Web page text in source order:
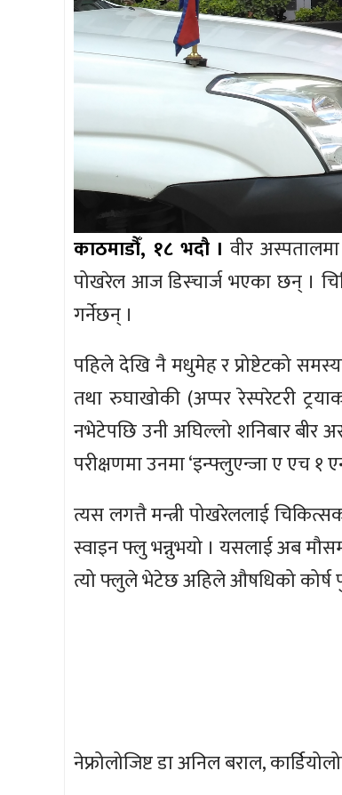
काठमाडौँ, १८ भदौ । वीर
पोखरेल आज डिस्चार्ज भएका छन् ।
गर्नेछन् ।
पहिले देखि नै मधुमेह र प्रोष्टेटको
तथा रुघाखोकी (अप्पर रेस्परेटरी
नभेटेपछि उनी अघिल्लो शनिबार बीर
परीक्षणमा उनमा ‘इन्फ्लुएन्जा ए एच १
त्यस लगत्तै मन्त्री पोखरेललाई
स्वाइन फ्लु भन्नुभयो । यसलाई अब
त्यो फ्लुले भेटेछ अहिले औषधिको कोर्ष
नेफ्रोलोजिष्ट डा अनिल बराल,